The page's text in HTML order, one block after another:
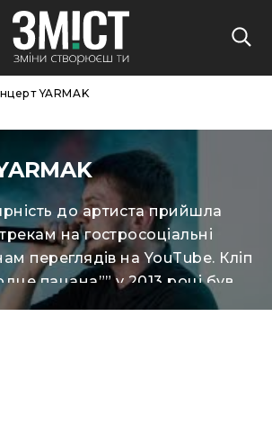
YARMAK
до артиста прийшла
на гостросоціальні
переглядів на YouTube. Кліп
пацана”” у 2013 році був
кількістю юзерів